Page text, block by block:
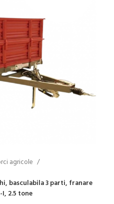
agricole
basculabila 3 parti, franare
I, 2.5 tone